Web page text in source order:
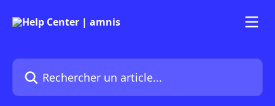
Rechercher un article...